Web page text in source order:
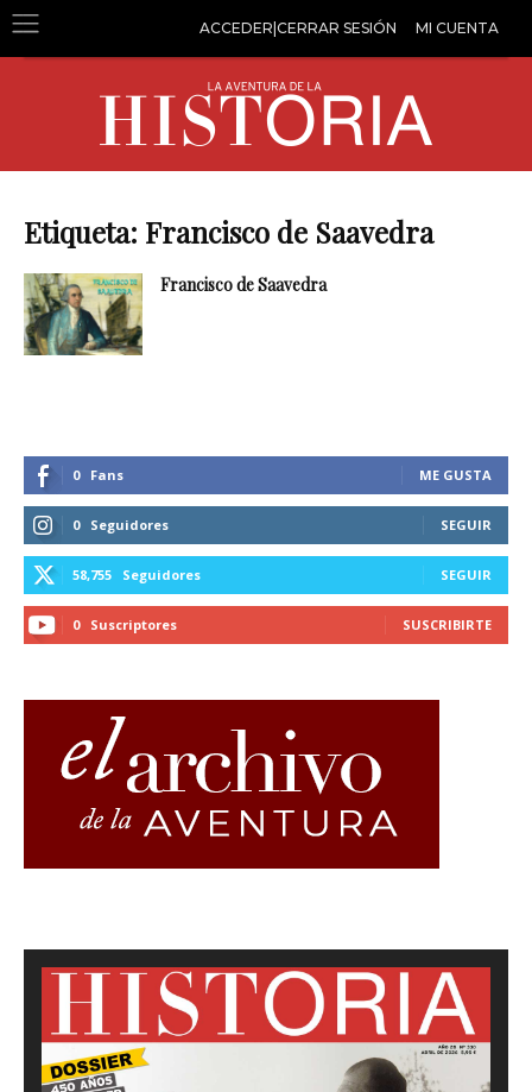
ACCEDER|CERRAR SESIÓN MI CUENTA
Etiqueta: Francisco de Saavedra
Francisco de Saavedra
0 Fans ME GUSTA
0 Seguidores SEGUIR
58,755 Seguidores SEGUIR
0 Suscriptores SUSCRIBIRTE